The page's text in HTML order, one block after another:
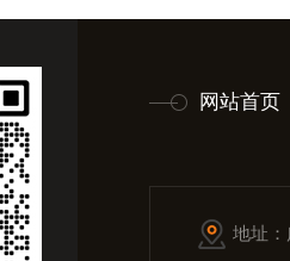
网站首页
地址